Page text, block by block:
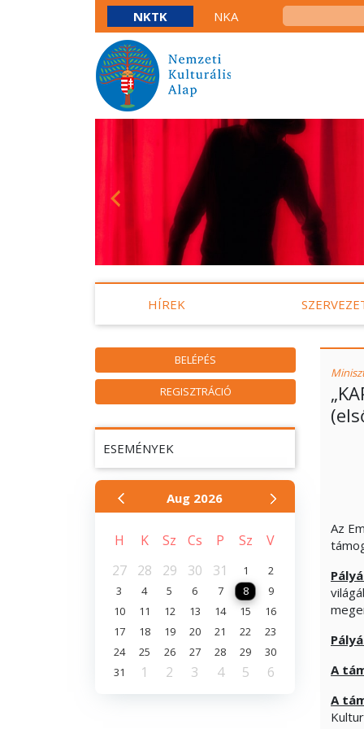
NKTK NKA
HÍREK
BELÉPÉS
REGISZTRÁCIÓ
ESEMÉNYEK
Aug 2026
H K Sz Cs P Sz
V
27
28 29 30 31 1
2
3
4 5 6 7 8
9
10
11 12 13 14 15
16
17
18 19 20 21 22
23
24
25 26 27 28 29
30
31
1 2 3 4 5 6
Az
A
A